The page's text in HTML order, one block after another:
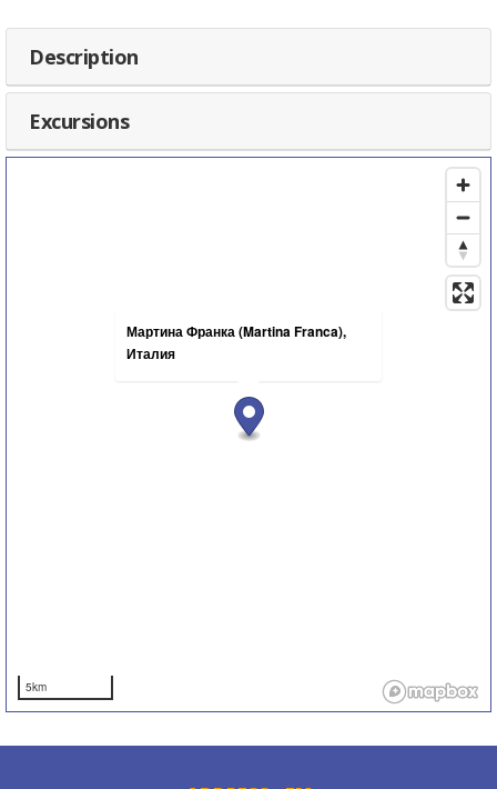
Description
Excursions
5km
Мартина Франка (Martina Franca),
Италия